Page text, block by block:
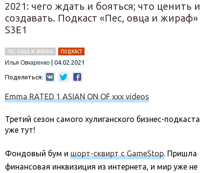
2021: чего ждать и бояться; что ценить и
создавать. Подкаст «Пес, овца и жираф»
S3E1
ПЕС ОВЦА И ЖИРАФ
ПОДКАСТ
Илья Овчаренко
04.02.2021
Поделиться:
Emma RATED 1 ASIAN ON OF xxx videos
Третий сезон самого хулиганского бизнес-подкаста
уже тут!
Фондовый бум и шорт-сквирт с GameStop. Пришла
финансовая инквизиция из интернета, и мир уже не